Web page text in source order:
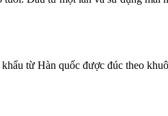
từ Hàn quốc được đúc theo